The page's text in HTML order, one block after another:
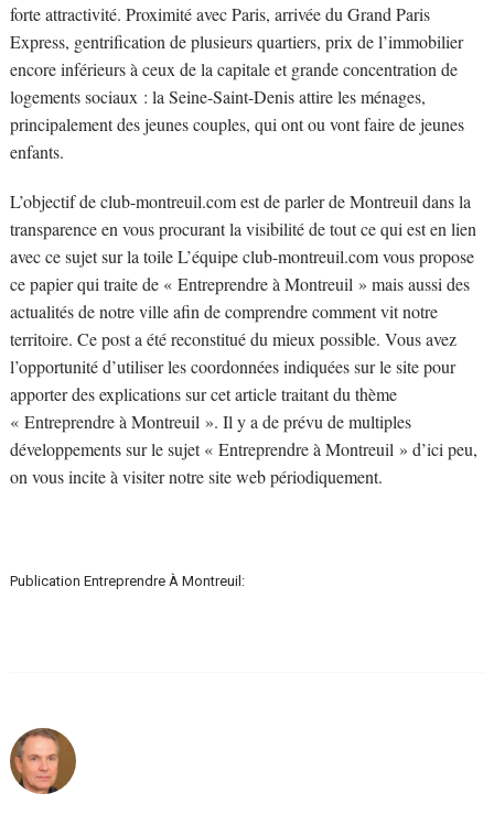
forte attractivité. Proximité avec Paris, arrivée du Grand Paris
Express, gentrification de plusieurs quartiers, prix de l’immobilier
encore inférieurs à ceux de la capitale et grande concentration de
logements sociaux : la Seine-Saint-Denis attire les ménages,
principalement des jeunes couples, qui ont ou vont faire de jeunes
enfants.
L’objectif de club-montreuil.com est de parler de Montreuil dans la
transparence en vous procurant la visibilité de tout ce qui est en lien
avec ce sujet sur la toile L’équipe club-montreuil.com vous propose
ce papier qui traite de « Entreprendre à Montreuil » mais aussi des
actualités de notre ville afin de comprendre comment vit notre
territoire. Ce post a été reconstitué du mieux possible. Vous avez
l’opportunité d’utiliser les coordonnées indiquées sur le site pour
apporter des explications sur cet article traitant du thème
« Entreprendre à Montreuil ». Il y a de prévu de multiples
développements sur le sujet « Entreprendre à Montreuil » d’ici peu,
on vous incite à visiter notre site web périodiquement.
Publication Entreprendre À Montreuil: